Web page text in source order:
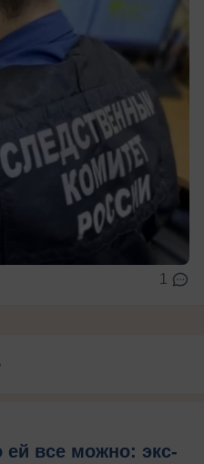
1
ей все можно: экс-